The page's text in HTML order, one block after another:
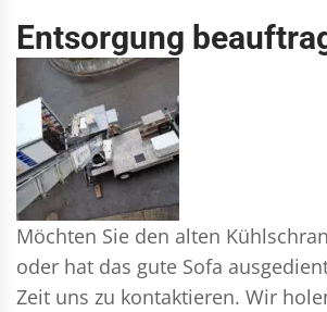
Entsorgung
Möchten Sie den alten
oder hat das gute Sofa
Zeit uns zu kontaktieren. Wir